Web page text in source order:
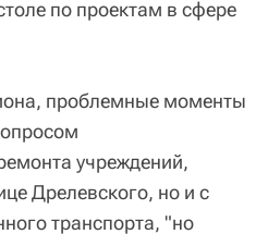
по проектам в сфере
проблемные моменты
учреждений,
Дрелевского, но и с
транспорта, "но